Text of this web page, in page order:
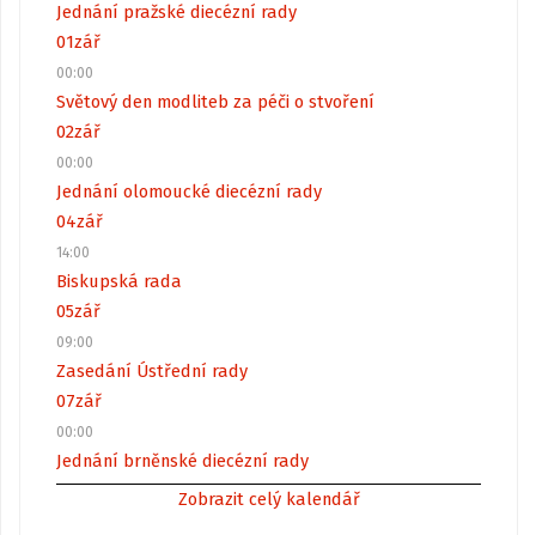
Jednání pražské diecézní rady
01zář
00:00
Světový den modliteb za péči o stvoření
02zář
00:00
Jednání olomoucké diecézní rady
04zář
14:00
Biskupská rada
05zář
09:00
Zasedání Ústřední rady
07zář
00:00
Jednání brněnské diecézní rady
Zobrazit celý kalendář